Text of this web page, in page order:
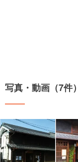
写真・動画（7件）